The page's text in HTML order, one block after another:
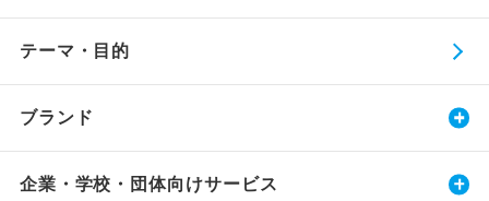
テーマ・目的
ブランド
企業・学校・団体向けサービス